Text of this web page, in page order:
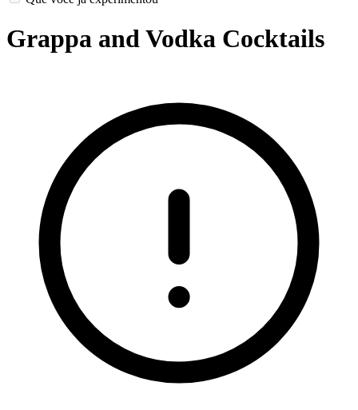
Grappa and Vodka Cocktails